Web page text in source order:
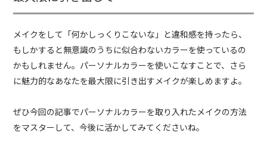
メイクをして「何かしっくりこないな」と違和感を持ったら、
もしかすると無意識のうちに似合わないカラーを使っているの
かもしれません。パーソナルカラーを使いこなすことで、さら
に魅力的なあなたを最大限に引き出すメイクが楽しめますよ。
ぜひ今回の記事でパーソナルカラーを取り入れたメイクの方法
をマスターして、今後に活かしてみてくださいね。